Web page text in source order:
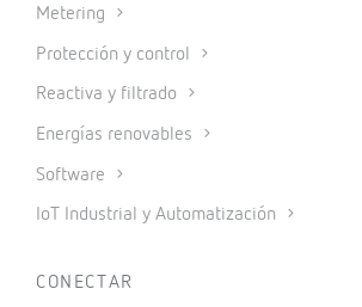
Metering
Protección y control
Reactiva y filtrado
Energías renovables
Software
IoT Industrial y Automatización
CONECTAR